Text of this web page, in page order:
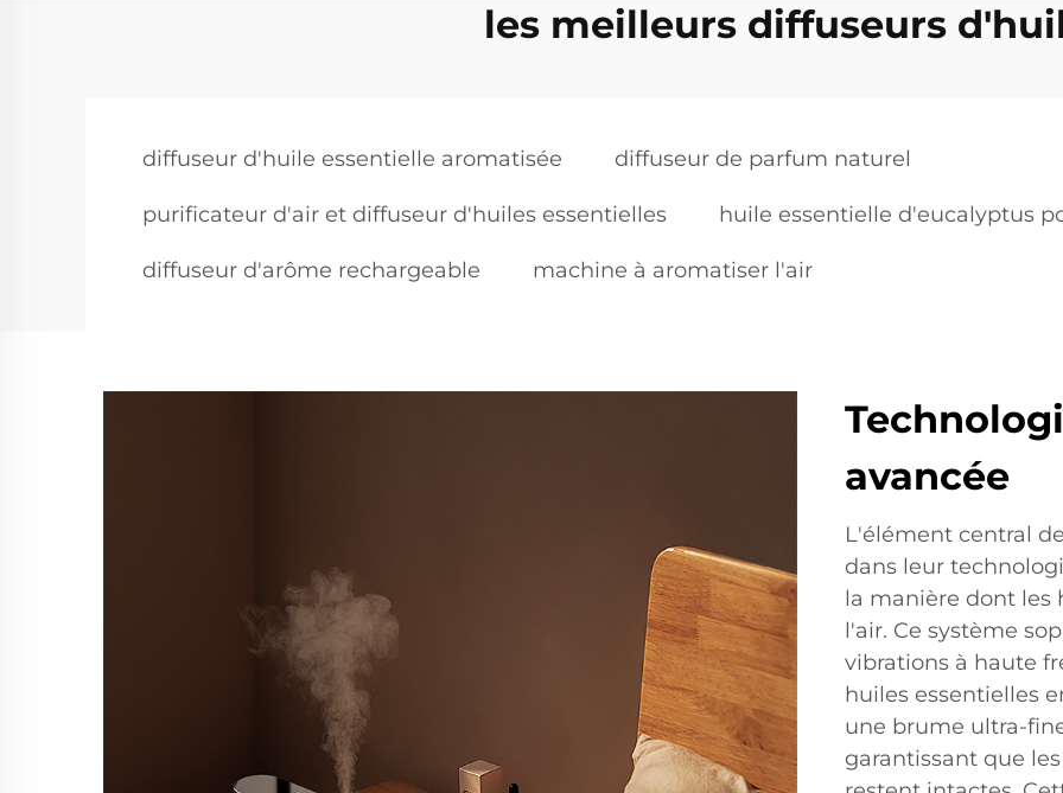
les meilleurs diffuseurs
diffuseur d'huile essentielle aromatisée diffuseur de parfum naturel
purificateur d'air et diffuseur d'huiles essentielles huile essentielle d'eucalyptus
diffuseur d'arôme rechargeable machine à aromatiser l'air
avancée
L'élément central
dans leur
la manière dont les
l'air. Ce système
vibrations à haute
huiles essentielles
une brume ultra-
garantissant que